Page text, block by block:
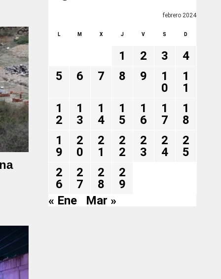
febrero 2024
L M X J V S D
1 2 3
4
5
6 7 8 9
1
0
1
1
1
2
1
3
1
4
1
5
1
6
1
7
1
8
1
9
2
0
2
1
2
2
2
3
2
4
2
5
2
6
2
7
2
8
2
9
« Ene
Mar »